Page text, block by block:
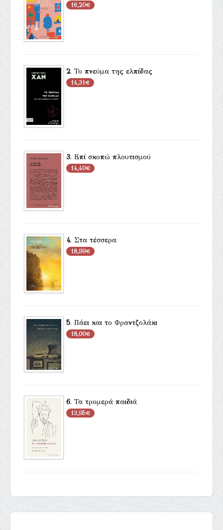
16,20€
2. Το πνεύμα της ελπίδας
14,31€
3. Επί σκοπώ πλουτισμού
14,40€
4. Στα τέσσερα
18,99€
5. Πάει και το Φραντζολάκι
18,00€
6. Τα τρομερά παιδιά
13,95€